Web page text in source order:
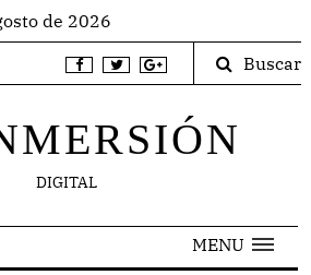
de 2026
Buscar
DIGITAL
MENU